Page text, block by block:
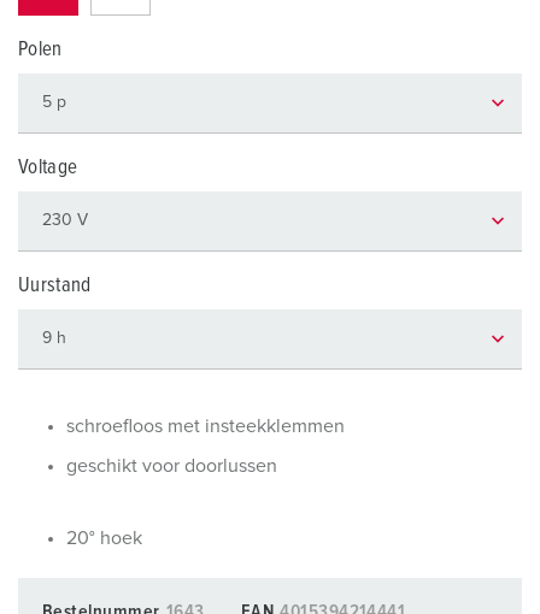
Polen
Voltage
Uurstand
schroefloos met insteekklemmen
geschikt voor doorlussen
20° hoek